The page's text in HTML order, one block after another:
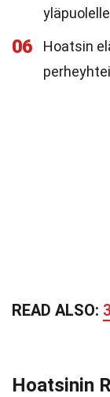
06
Hoatsin
READ ALSO:
Hoatsinin